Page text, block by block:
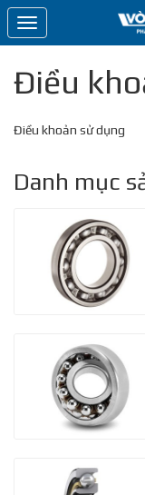
Toggle
navigation
Điều
Điều khoản sử dụng
Danh mục